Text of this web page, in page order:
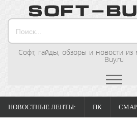
Софт, гайды, обзоры и новости из
Buy.ru
НОВОСТНЫЕ ЛЕНТЫ: ПК